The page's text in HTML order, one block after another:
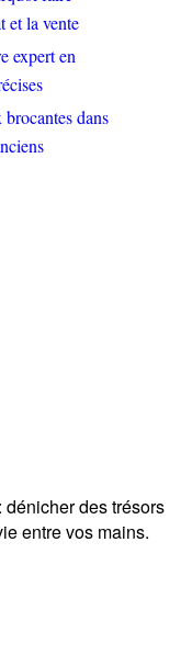
et la vente
expert en
dans
des trésors
entre vos mains.